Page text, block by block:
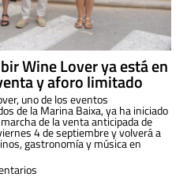
Wine Lover ya está en
y aforo limitado
uno de los eventos
de la Marina Baixa, ya ha iniciado
de la venta anticipada de
4 de septiembre y volverá a
gastronomía y música en